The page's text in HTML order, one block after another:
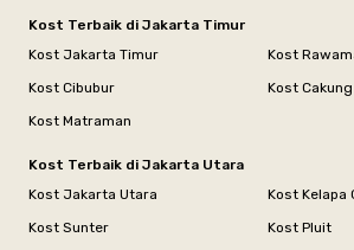
Kost Terbaik di Jakarta Timur
Kost Jakarta Timur
Kost
Kost Cibubur
Kost Cakung
Kost Matraman
Kost Terbaik di Jakarta Utara
Kost Jakarta Utara
Kost Kelapa
Kost Sunter
Kost Pluit